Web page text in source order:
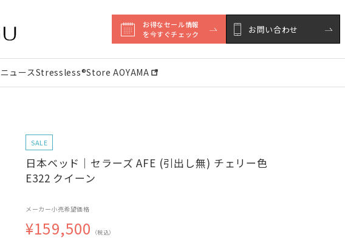
お得なセール情報
を今すぐチェック
お問い合わせ
ニュースStressless®︎Store AOYAMA
SALE
日本ベッド｜セラーズ AFE (引出し無) チェリー色
E322 クイーン
メーカー小売希望価格
¥159,500 （税込）